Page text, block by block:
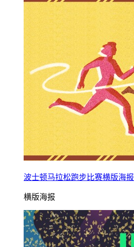
波士顿马拉松跑步比赛横版海报
横版海报